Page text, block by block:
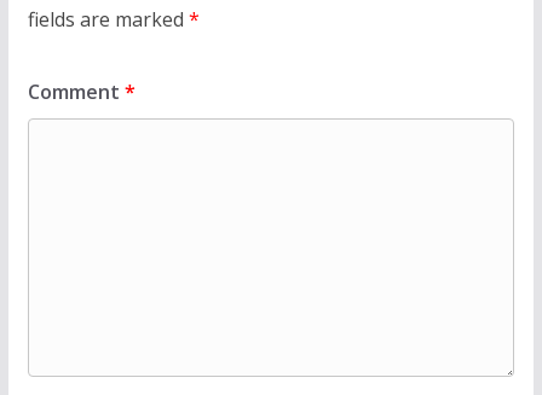
fields are marked *
Comment *